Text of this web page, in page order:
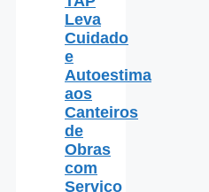
Leva
Cuidado
e
Autoestima
aos
Canteiros
de
Obras
com
Serviço